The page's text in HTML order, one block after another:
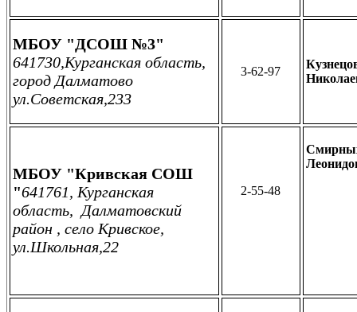
МБОУ "ДСОШ №3"
641730,Курганская область,
город Далматово
ул.Советская,233
3-62-97
МБОУ "Кривская СОШ
"641761, Курганская
область, Далматовский
район , село Кривское,
ул.Школьная,22
2-55-48